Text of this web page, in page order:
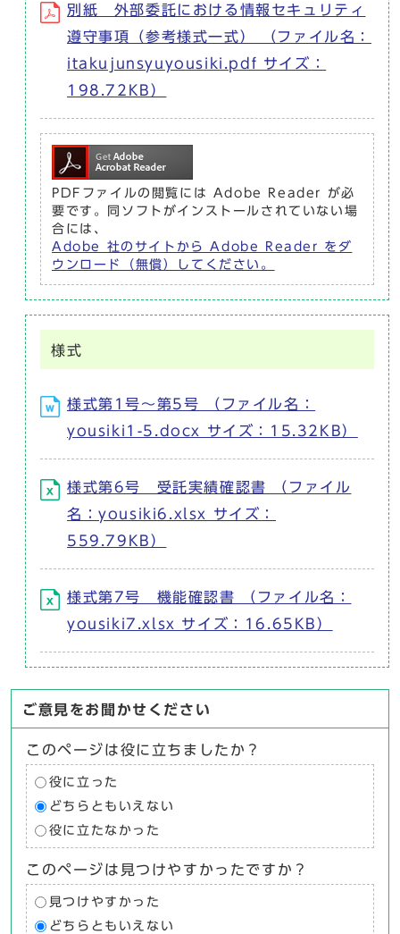
別紙 外部委託における情報セキュリティ
遵守事項（参考様式一式） （ファイル名：
itakujunsyuyousiki.pdf サイズ：
198.72KB）
PDFファイルの閲覧には Adobe Reader が必
要です。同ソフトがインストールされていない場
合には、
Adobe 社のサイトから Adobe Reader をダ
ウンロード（無償）してください。
様式
様式第1号～第5号 （ファイル名：
yousiki1-5.docx サイズ：15.32KB）
様式第6号 受託実績確認書 （ファイル
名：yousiki6.xlsx サイズ：
559.79KB）
様式第7号 機能確認書 （ファイル名：
yousiki7.xlsx サイズ：16.65KB）
ご意見をお聞かせください
このページは役に立ちましたか？
役に立った
どちらともいえない
役に立たなかった
このページは見つけやすかったですか？
見つけやすかった
どちらともいえない